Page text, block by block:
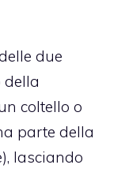
due
della
coltello o
parte della
lasciando